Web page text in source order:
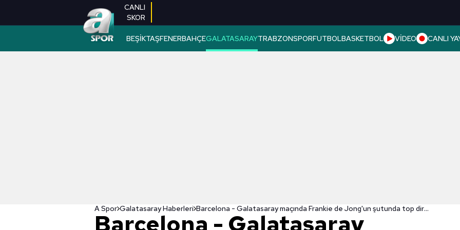
CANLI
SKOR
BEŞİKTAŞFENERBAHÇEGALATASARAYTRABZONSPORFUTBOLBASKETBOL VİDEO CANLI
A Spor Galatasaray Haberleri Barcelona - Galatasaray maçında Frankie de Jong'un şutunda top direkten döndü!
Barcelona - Galatasaray